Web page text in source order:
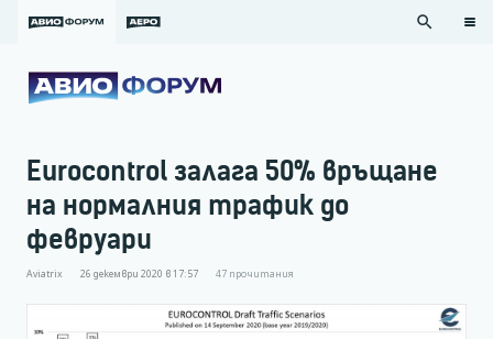
search
Eurocontrol залага 50% връщане
на нормалния трафик до
февруари
Aviatrix 26 декември 2020 в 17:57 47 прочитания